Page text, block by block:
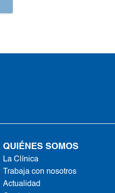
QUIÉNES SOMOS
La Clínica
Trabaja con nosotros
Actualidad